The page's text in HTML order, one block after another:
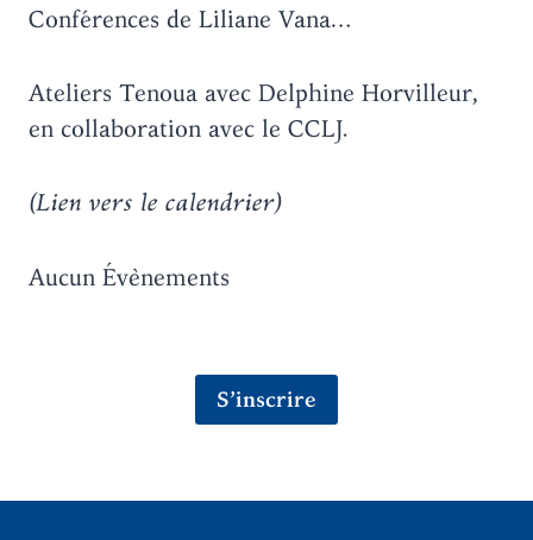
Conférences de Liliane Vana…
Ateliers Tenoua avec Delphine Horvilleur,
en collaboration avec le CCLJ.
(Lien vers le calendrier)
Aucun Évènements
S’inscrire